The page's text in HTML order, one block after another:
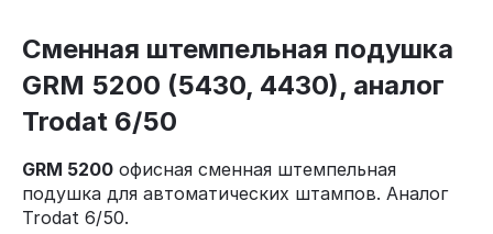
Сменная штемпельная подушка
GRM 5200 (5430, 4430), аналог
Trodat 6/50
GRM 5200 офисная сменная штемпельная
подушка для автоматических штампов. Аналог
Trodat 6/50.